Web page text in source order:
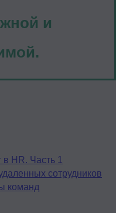
и
HR. Часть 1
сотрудников
команд